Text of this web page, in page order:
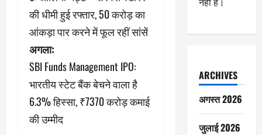
ने
वि
गे
श
न
की धीमी हुई रफ्तार, 50 करोड़ का
आंकड़ा पार करने में फूल रहीं सांसें
अगला:
SBI Funds Management IPO:
भारतीय स्टेट बैंक बेचने वाला है
6.3% हिस्सा, ₹7370 करोड़ कमाई
की उम्मीद
ARCHIVES
अगस्त 2026
जुलाई 2026